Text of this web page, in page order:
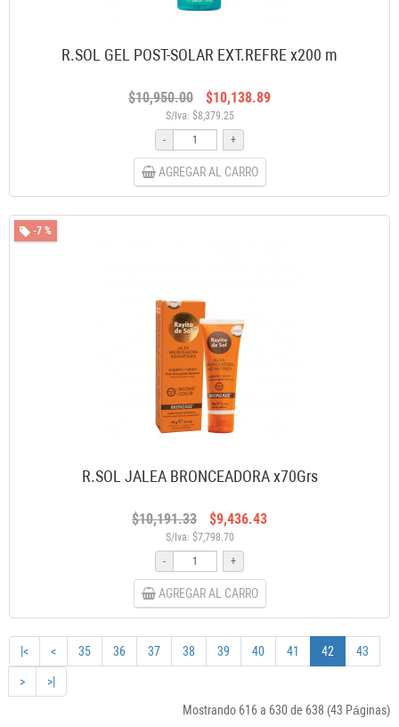
R.SOL GEL POST-SOLAR EXT.REFRE x200 m
$10,950.00 $10,138.89
S/Iva: $8,379.25
-
+
AGREGAR AL CARRO
-7 %
R.SOL JALEA BRONCEADORA x70Grs
$10,191.33 $9,436.43
S/Iva: $7,798.70
-
+
AGREGAR AL CARRO
|< < 35 36 37 38 39 40 41 42 43
>
>|
Mostrando 616 a 630 de 638 (43 Páginas)